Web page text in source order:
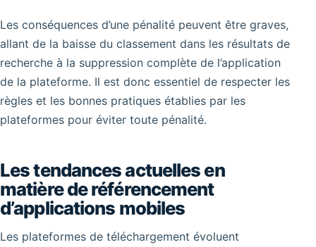
Les conséquences d’une pénalité peuvent être graves,
allant de la baisse du classement dans les résultats de
recherche à la suppression complète de l’application
de la plateforme. Il est donc essentiel de respecter les
règles et les bonnes pratiques établies par les
plateformes pour éviter toute pénalité.
Les tendances actuelles en
matière de référencement
d’applications mobiles
Les plateformes de téléchargement évoluent